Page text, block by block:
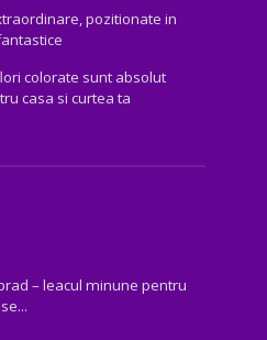
pozitionate in
colorate sunt absolut
casa si curtea ta
– leacul minune pentru